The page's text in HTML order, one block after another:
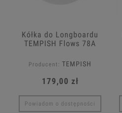
Kółka do Longboardu
TEMPISH Flows 78A
Producent: TEMPISH
179,00 zł
Powiadom o dostępności